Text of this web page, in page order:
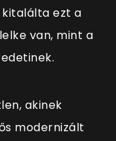
kitalálta ezt a
van, mint a
akinek
modernizált